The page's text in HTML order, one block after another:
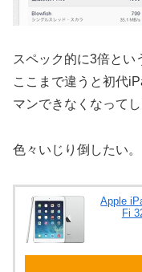
スペック的に3倍とい
ここまで違うと初代
マンできなくなってし
色々いじり倒したい。
Apple
Fi